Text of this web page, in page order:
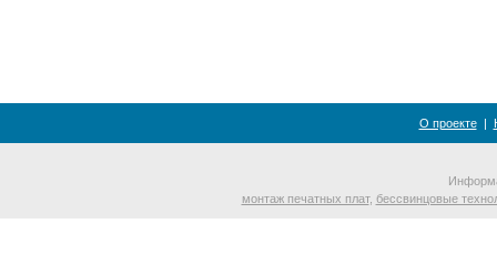
О проекте|
монтаж печатных плат, бессвинцовые